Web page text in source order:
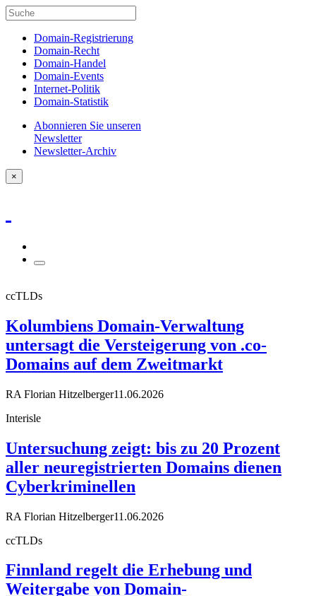
Domain-Registrierung
Domain-Recht
Domain-Handel
Domain-Events
Internet-Politik
Domain-Statistik
Abonnieren Sie unseren
Newsletter
Newsletter-Archiv
×
ccTLDs
Kolumbiens Domain-Verwaltung
untersagt die Versteigerung von .co-
Domains auf dem Zweitmarkt
RA Florian Hitzelberger11.06.2026
Interisle
Untersuchung zeigt: bis zu 20 Prozent
aller neuregistrierten Domains dienen
Cyberkriminellen
RA Florian Hitzelberger11.06.2026
ccTLDs
Finnland regelt die Erhebung und
Weitergabe von Domain-